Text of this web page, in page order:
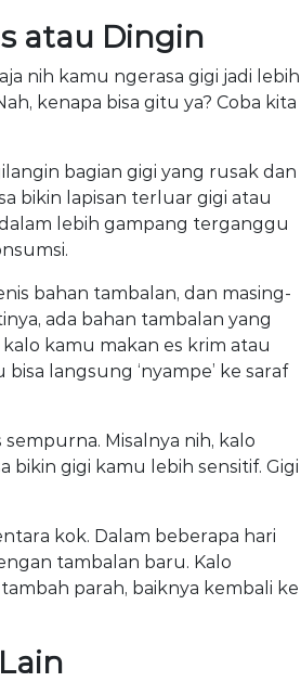
atau Dingin
nih kamu ngerasa gigi jadi lebih
kenapa bisa gitu ya? Coba kita
bagian gigi yang rusak dan
bikin lapisan terluar gigi atau
dalam lebih gampang terganggu
bahan tambalan, dan masing-
ada bahan tambalan yang
kamu makan es krim atau
langsung ‘nyampe’ ke saraf
Misalnya nih, kalo
bikin gigi kamu lebih sensitif. Gigi
kok. Dalam beberapa hari
tambalan baru. Kalo
parah, baiknya kembali ke